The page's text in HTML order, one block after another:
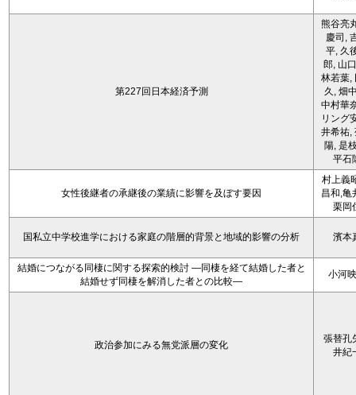
第227回日本経済予測
熊谷亮
慶司,
平, 久
郎, 山
林若葉,
久, 畑
中村華
リング
井希祐,
陽, 是
平石
女性後継者の承継後の業績に影響を及ぼす要因
村上義
昌和,亀
栗岡
国私立中学校進学における家庭の階層的背景と地域的影響の分析 濱本
結婚につながる同棲に関する探索的検討 ―同棲を経て結婚した者と
結婚せず同棲を解消した者との比較―
小河
政治参加にみる無党派層の変化
張替孔
井紀